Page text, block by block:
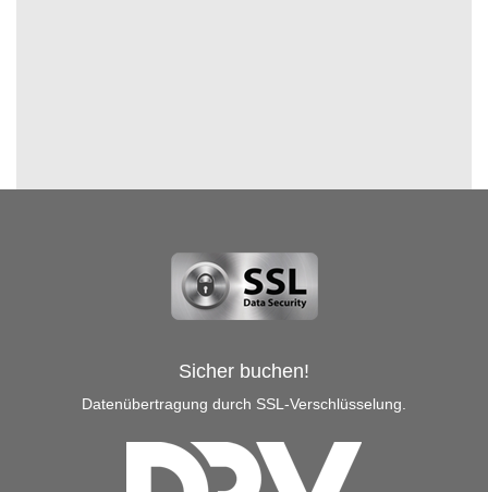
Sicher buchen!
Datenübertragung durch SSL-Verschlüsselung.